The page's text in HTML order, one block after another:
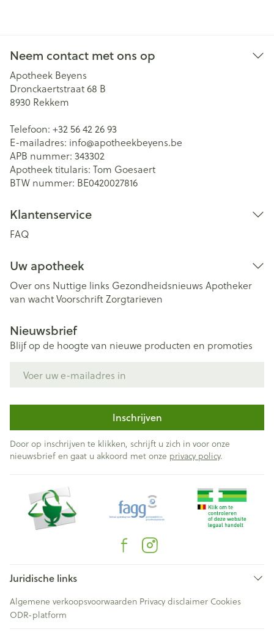
Neem contact met ons op
Apotheek Beyens
Dronckaertstraat 68 B
8930 Rekkem
Telefoon: +32 56 42 26 93
E-mailadres: info@apotheekbeyens.be
APB nummer: 343302
Apotheek titularis: Tom Goesaert
BTW nummer: BE0420027816
Klantenservice
FAQ
Uw apotheek
Over ons Nuttige links Gezondheidsnieuws Apotheker
van wachtVoorschriftZorgtarieven
Nieuwsbrief
Blijf op de hoogte van nieuwe producten en promoties
Inschrijven
Door op inschrijven te klikken, schrijft u zich in voor onze
nieuwsbrief en gaat u akkoord met onze privacy policy.
Juridische links
Algemene verkoopsvoorwaarden Privacy disclaimer Cookies
ODR-platform